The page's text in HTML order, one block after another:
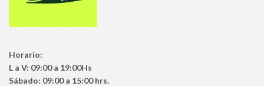
Horario:
L a V: 09:00 a 19:00Hs
Sábado: 09:00 a 15:00 hrs.